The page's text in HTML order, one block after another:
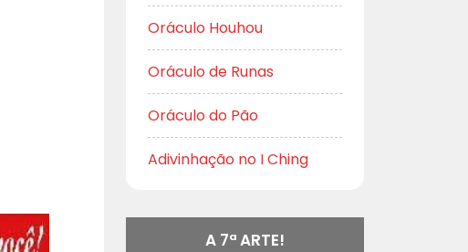
Oráculo Houhou
Oráculo de Runas
Oráculo do Pão
Adivinhação no I Ching
A 7ª ARTE!